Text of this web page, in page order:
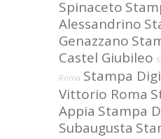
Spinaceto
Alessandrino
Genazzano
Castel Giubileo
Roma Stampa
Vittorio Roma
Appia Stampa
Subaugusta